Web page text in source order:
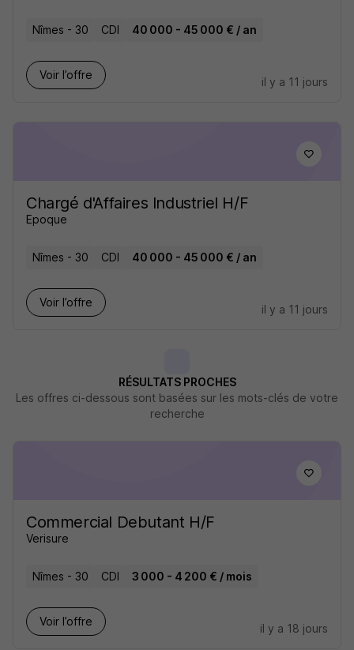
Nîmes - 30 CDI 40 000 - 45 000 € / an
Voir l’offre
il y a 11 jours
Chargé d'Affaires Industriel H/F
Epoque
Nîmes - 30 CDI 40 000 - 45 000 € / an
Voir l’offre
il y a 11 jours
RÉSULTATS PROCHES
Les offres ci-dessous sont basées sur les mots-clés de votre
recherche
Commercial Debutant H/F
Verisure
Nîmes - 30 CDI 3 000 - 4 200 € / mois
Voir l’offre
il y a 18 jours